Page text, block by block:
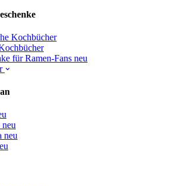
Kochbücher
für Ramen-Fans neu
neu
neu